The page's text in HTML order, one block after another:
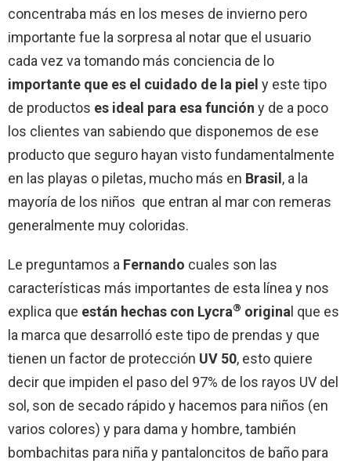
concentraba más en los meses de invierno pero
importante fue la sorpresa al notar que el usuario
cada vez va tomando más conciencia de lo
importante que es el cuidado de la piel y este tipo
de productos es ideal para esa función y de a poco
los clientes van sabiendo que disponemos de ese
producto que seguro hayan visto fundamentalmente
en las playas o piletas, mucho más en Brasil , a la
mayoría de los niños que entran al mar con remeras
generalmente muy coloridas.
Le preguntamos a Fernando cuales son las
características más importantes de esta línea y nos
explica que están hechas con Lycra® origina que es
la marca que desarrolló este tipo de prendas y que
tienen un factor de protección UV 50, esto quiere
decir que impiden el paso del 97% de los rayos UV del
sol, son de secado rápido y hacemos para niños (en
varios colores) y para dama y hombre, también
bombachitas para niña y pantaloncitos de baño para